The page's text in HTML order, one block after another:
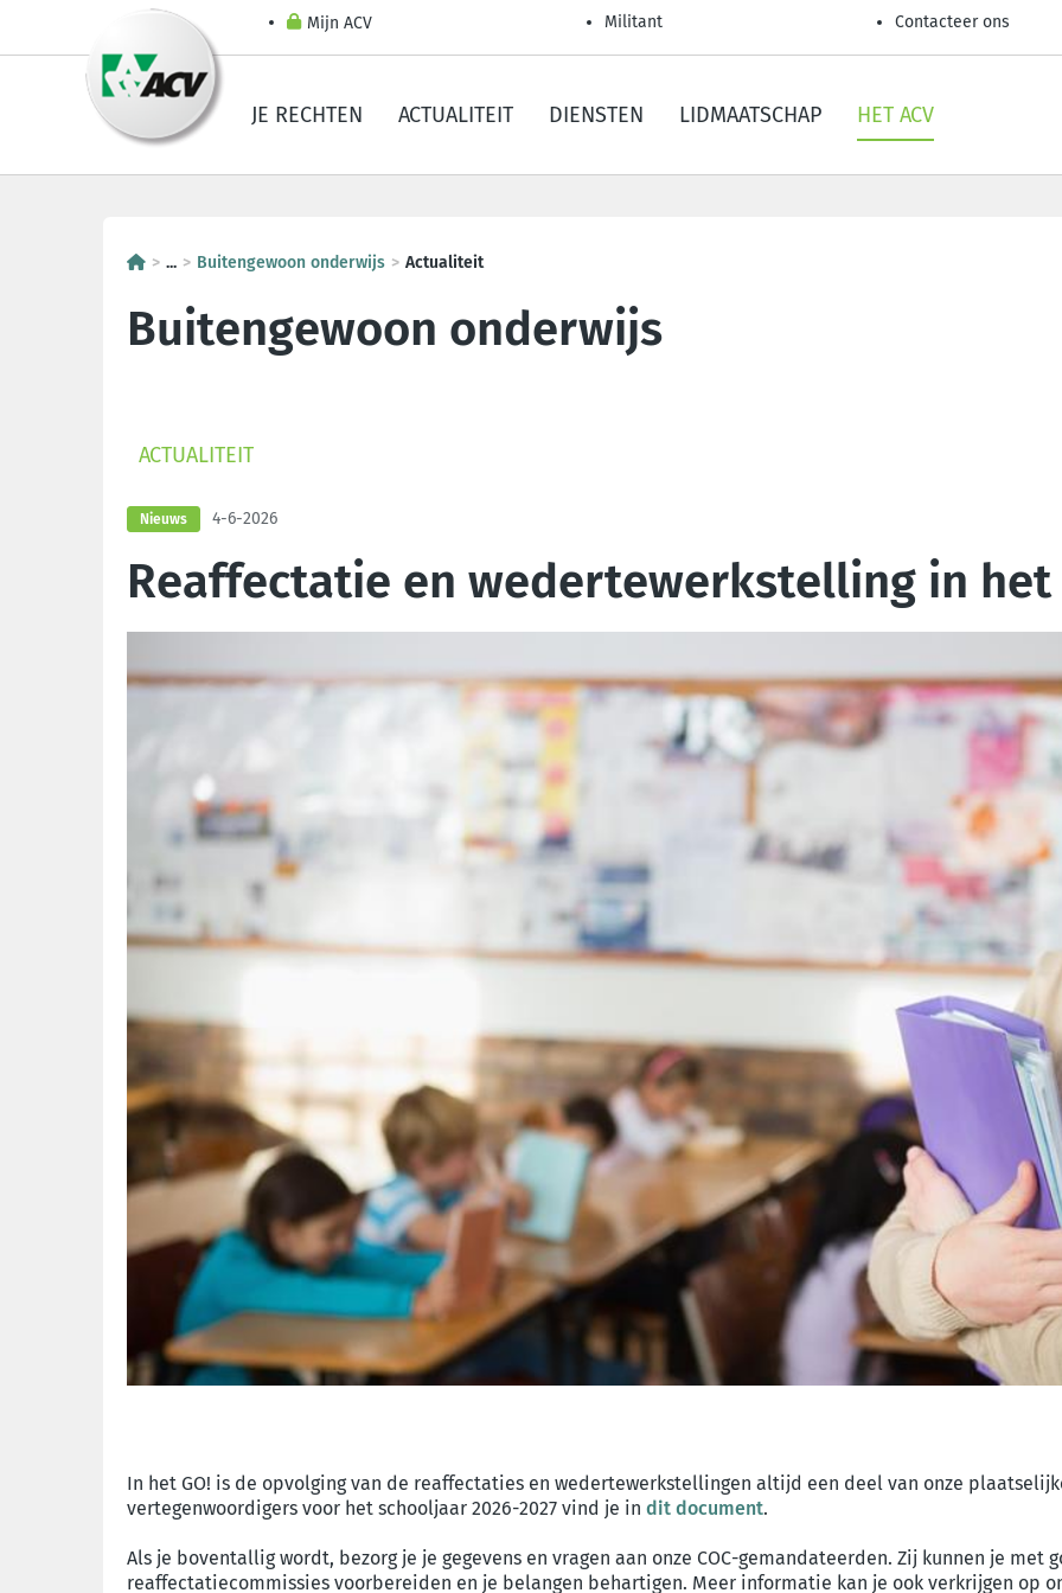
Mijn ACV Militant Contacteer ons
JE RECHTEN ACTUALITEIT DIENSTEN LIDMAATSCHAP HET ACV
... Buitengewoon onderwijs Actualiteit
Buitengewoon onderwijs
ACTUALITEIT
Nieuws 4-6-2026
Reaffectatie en wedertewerkstelling in het
In het GO! is de opvolging van de reaffectaties en wedertewerkstellingen altijd een deel van onze
vertegenwoordigers voor het schooljaar 2026-2027 vind je in dit document.
Als je boventallig wordt, bezorg je je gegevens en vragen aan onze COC-gemandateerden. Zij kunnen je
reaffectatiecommissies voorbereiden en je belangen behartigen. Meer informatie kan je ook verkrijgen op